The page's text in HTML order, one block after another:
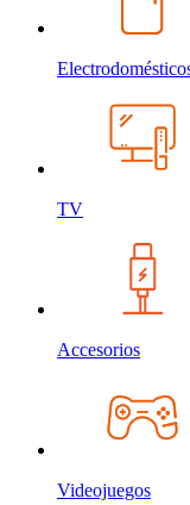
TV
Accesorios
Videojuegos